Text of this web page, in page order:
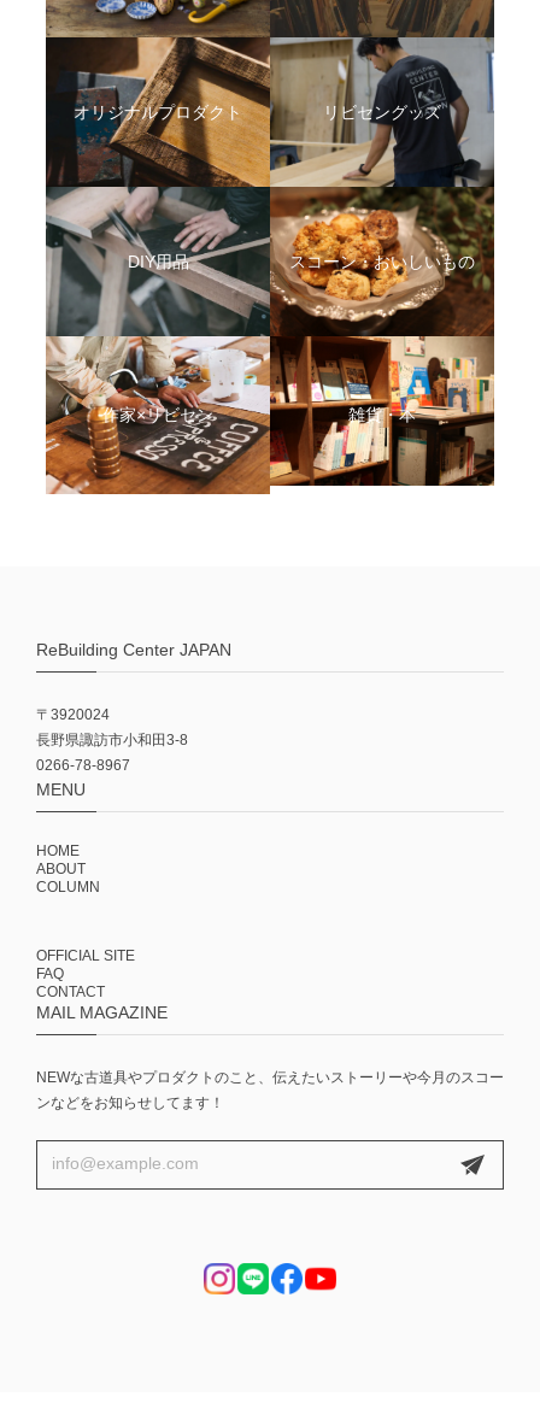
オリジナルプロダクト リビセングッズ
DIY用品 スコーン・おいしいもの
作家×リビセン 雑貨・本
ReBuilding Center JAPAN
〒3920024
長野県諏訪市小和田3-8
0266-78-8967
MENU
HOME
ABOUT
COLUMN
OFFICIAL SITE
FAQ
CONTACT
MAIL MAGAZINE
NEWな古道具やプロダクトのこと、伝えたいストーリーや今月のスコー
ンなどをお知らせしてます！